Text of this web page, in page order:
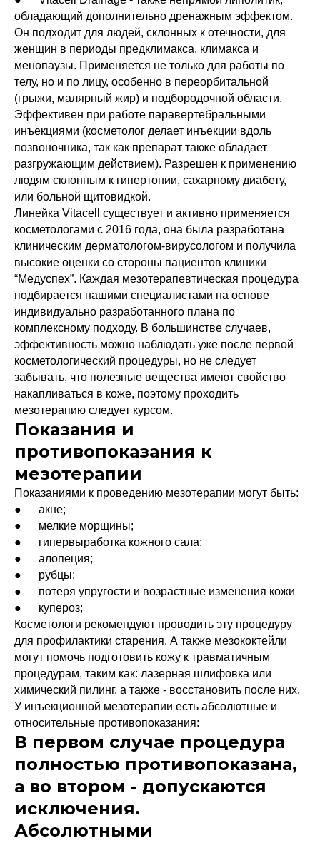
обладающий дополнительно дренажным эффектом.
Он подходит для людей, склонных к отечности, для
женщин в периоды предклимакса, климакса и
менопаузы. Применяется не только для работы по
телу, но и по лицу, особенно в переорбитальной
(грыжи, малярный жир) и подбородочной области.
Эффективен при работе паравертебральными
инъекциями (косметолог делает инъекции вдоль
позвоночника, так как препарат также обладает
разгружающим действием). Разрешен к применению
людям склонным к гипертонии, сахарному диабету,
или больной щитовидкой.
Линейка Vitacell существует и активно применяется
косметологами с 2016 года, она была разработана
клиническим дерматологом-вирусологом и получила
высокие оценки со стороны пациентов клиники
“Медуспех”. Каждая мезотерапевтическая процедура
подбирается нашими специалистами на основе
индивидуально разработанного плана по
комплексному подходу. В большинстве случаев,
эффективность можно наблюдать уже после первой
косметологический процедуры, но не следует
забывать, что полезные вещества имеют свойство
накапливаться в коже, поэтому проходить
мезотерапию следует курсом.
Показания и
противопоказания к
мезотерапии
Показаниями к проведению мезотерапии могут быть:
● акне;
● мелкие морщины;
● гипервыработка кожного сала;
● алопеция;
● рубцы;
● потеря упругости и возрастные изменения кожи
● купероз;
Косметологи рекомендуют проводить эту процедуру
для профилактики старения. А также мезококтейли
могут помочь подготовить кожу к травматичным
процедурам, таким как: лазерная шлифовка или
химический пилинг, а также - восстановить после них.
У инъекционной мезотерапии есть абсолютные и
относительные противопоказания:
В первом случае процедура
полностью противопоказана,
а во втором - допускаются
исключения.
Абсолютными